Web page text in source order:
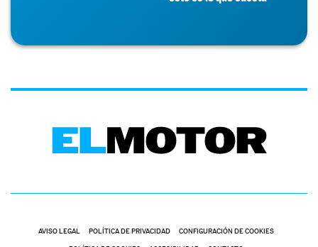
AVISO LEGAL POLÍTICA DE PRIVACIDAD CONFIGURACIÓN DE COOKIES